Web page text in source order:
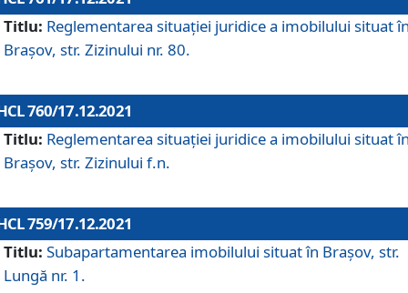
Titlu: Reglementarea situației juridice a imobilului situat
Brașov, str. Zizinului nr. 80.
760/17.12.2021
Titlu: Reglementarea situației juridice a imobilului situat
Brașov, str. Zizinului f.n.
759/17.12.2021
Titlu: Subapartamentarea imobilului situat în Brașov, str.
Lungă nr. 1.